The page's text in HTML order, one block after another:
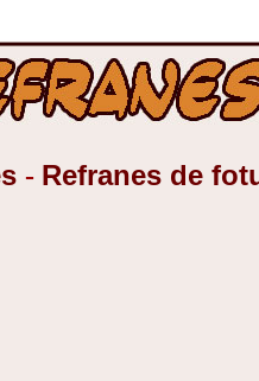
- Refranes de